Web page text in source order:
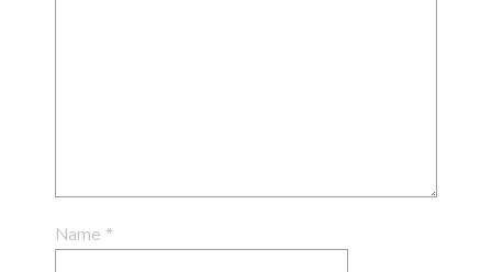
Name *